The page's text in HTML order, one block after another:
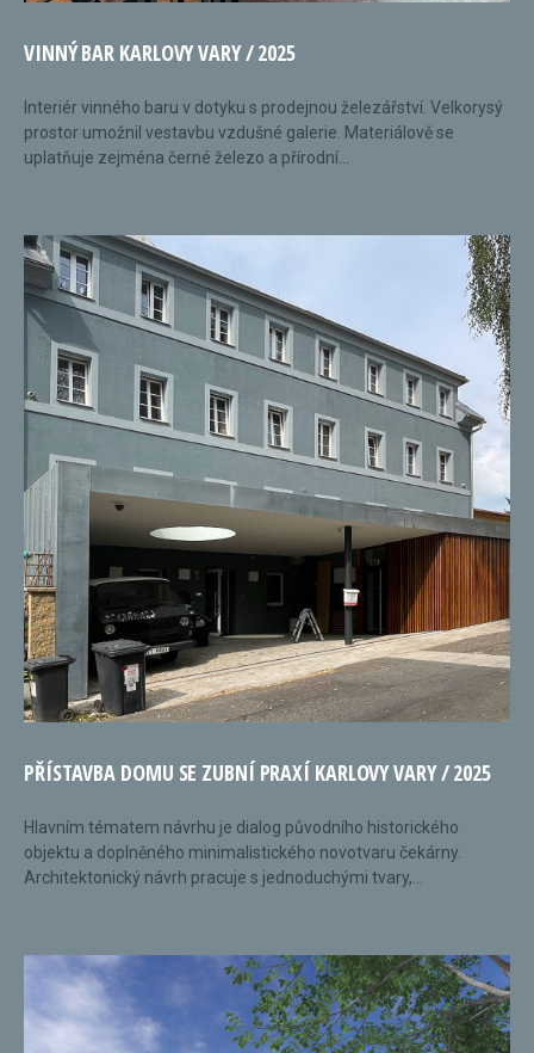
VINNÝ BAR KARLOVY VARY / 2025
Interiér vinného baru v dotyku s prodejnou železářství. Velkorysý
prostor umožnil vestavbu vzdušné galerie. Materiálově se
uplatňuje zejména černé železo a přírodní...
PŘÍSTAVBA DOMU SE ZUBNÍ PRAXÍ KARLOVY VARY / 2025
Hlavním tématem návrhu je dialog původního historického
objektu a doplněného minimalistického novotvaru čekárny.
Architektonický návrh pracuje s jednoduchými tvary,...